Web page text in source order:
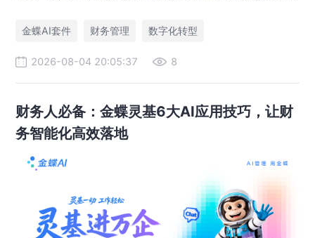
力企业实现从核算型财务到价值创造型财务的跃迁。
金蝶AI套件 财务管理 数字化转型
2026-08-04 20:05:37 8
财务人必备：金蝶灵基6大AI应用技巧，让财
务智能化高效落地